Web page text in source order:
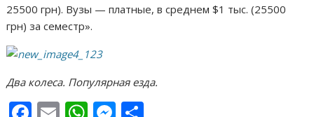
25500 грн). Вузы — платные, в среднем $1 тыс. (25500
грн) за семестр».
Два колеса. Популярная езда.